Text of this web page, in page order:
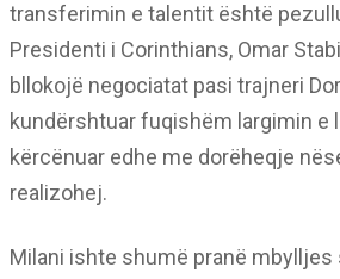
transferimin e talentit është
Presidenti i Corinthians, Omar
bllokojë negociatat pasi trajneri
kundërshtuar fuqishëm largimin e
kërcënuar edhe me dorëheqje
realizohej.
Milani ishte shumë pranë